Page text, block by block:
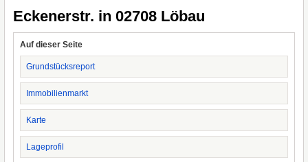
Eckenerstr. in 02708 Löbau
Auf dieser Seite
Grundstücksreport
Immobilienmarkt
Karte
Lageprofil